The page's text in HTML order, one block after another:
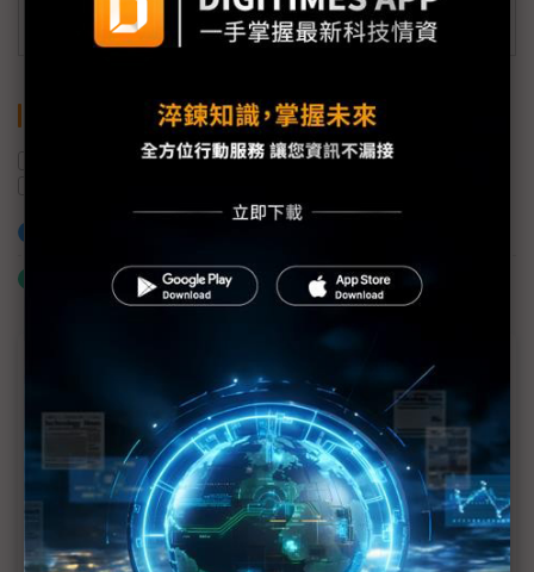
訂閱DIGITIMES 行動版
COMPUTEX
先進封裝
什麼是「關鍵字追蹤」
MLCC訂單過熱、出貨比創高 村田示警全球AI基
建熱潮將趨緩
2027全年記憶體產能提前售罄 買家「祕而不
宣」只怕買不夠